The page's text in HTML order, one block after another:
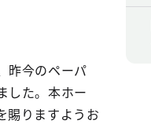
昨今のペーパ
した。本ホー
賜りますようお